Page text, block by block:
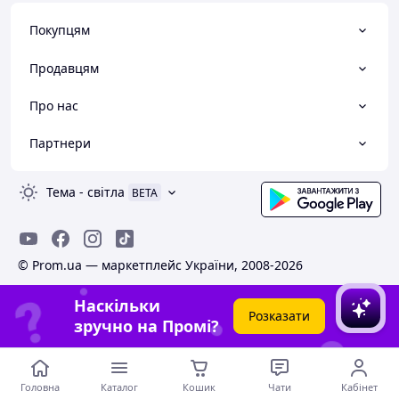
задоволення
Довжина клітки: 7,8 см
Діаметр кільця:: 45 мм, 50 мм
1 шт - корпус
1 шт - кільце
Покупцям
Продавцям
Про нас
Партнери
Тема - світла BETA
© Prom.ua — маркетплейс України, 2008-2026
Наскільки
зручно на Промі?
Розказати
Головна Каталог Кошик Чати Кабінет